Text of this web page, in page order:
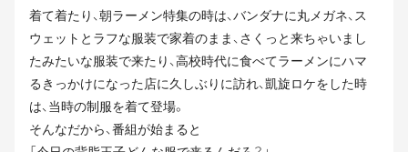
着て着たり、朝ラーメン特集の時は、バンダナに丸メガネ、ス
ウェットとラフな服装で家着のまま、さくっと来ちゃいまし
たみたいな服装で来たり、高校時代に食べてラーメンにハマ
るきっかけになった店に久しぶりに訪れ、凱旋ロケをした時
は、当時の制服を着て登場。
そんなだから、番組が始まると